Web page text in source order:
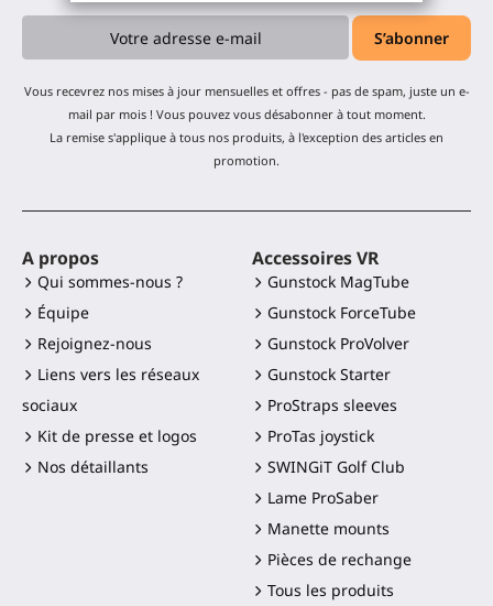
Vous recevrez nos mises à jour mensuelles et offres - pas de spam, juste un e-
mail par mois ! Vous pouvez vous désabonner à tout moment.
La remise s'applique à tous nos produits, à l'exception des articles en
promotion.
A propos
Qui sommes-nous ?
Équipe
Rejoignez-nous
Liens vers les réseaux
sociaux
Kit de presse et logos
Nos détaillants
Accessoires VR
Gunstock MagTube
Gunstock ForceTube
Gunstock ProVolver
Gunstock Starter
ProStraps sleeves
ProTas joystick
SWINGiT Golf Club
Lame ProSaber
Manette mounts
Pièces de rechange
Tous les produits